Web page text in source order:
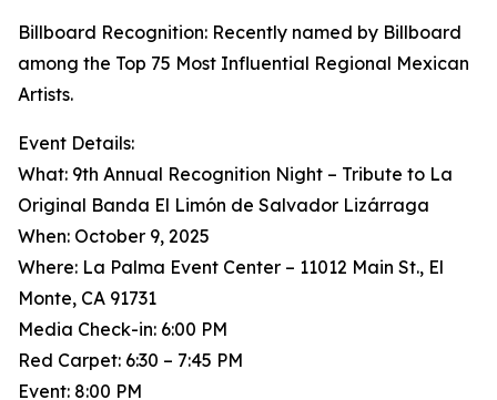
Billboard Recognition: Recently named by Billboard
among the Top 75 Most Influential Regional Mexican
Artists.
Event Details:
What: 9th Annual Recognition Night – Tribute to La
Original Banda El Limón de Salvador Lizárraga
When: October 9, 2025
Where: La Palma Event Center – 11012 Main St., El
Monte, CA 91731
Media Check-in: 6:00 PM
Red Carpet: 6:30 – 7:45 PM
Event: 8:00 PM